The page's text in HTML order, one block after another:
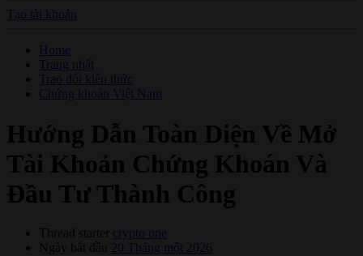
Tạo tài khoản
Home
Trang nhất
Trao đổi kiến thức
Chứng khoán Việt Nam
Hướng Dẫn Toàn Diện Về Mở
Tài Khoản Chứng Khoán Và
Đầu Tư Thành Công
Thread starter
crypto one
Ngày bắt đầu
20 Tháng một 2026